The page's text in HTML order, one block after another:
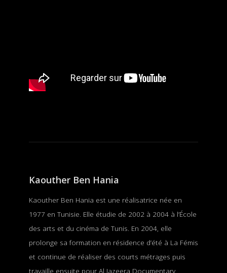
Kaouther Ben Hania
Kaouther Ben Hania est une réalisatrice née en
1977 en Tunisie. Elle étudie de 2002 à 2004 à l’École
des arts et du cinéma de Tunis. En 2004, elle
prolonge sa formation en résidence d’été à La Fémis
et continue de réaliser des courts métrages puis
travaille ensuite pour Al Jazeera Documentary